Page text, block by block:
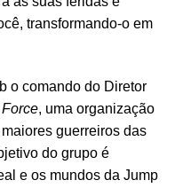
transformando-o em
o comando do Diretor
, uma organização
guerreiros das
do grupo é
e os mundos da Jump